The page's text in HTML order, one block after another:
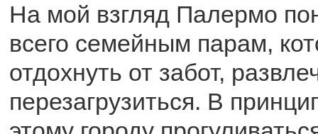
На мой взгляд Палермо
всего семейным парам,
отдохнуть от забот,
перезагрузиться. В